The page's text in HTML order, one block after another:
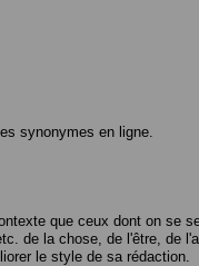
synonymes en ligne.
que ceux dont on se
de la chose, de l'être, de
le style de sa rédaction.